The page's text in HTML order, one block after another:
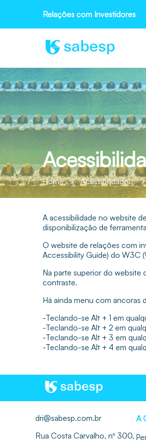
Relações com Investidores
Home > Acessibilidade
A acessibilidade no website
disponibilização de
O website de relações com
Accessibility Guide) do W3C
Na parte superior do website
contraste.
Há ainda menu com ancoras
-Teclando-se Alt + 1 em
-Teclando-se Alt + 2 em
-Teclando-se Alt + 3 em
-Teclando-se Alt + 4 em
dri@sabesp.com.br
Rua Costa Carvalho, nº 300,
A